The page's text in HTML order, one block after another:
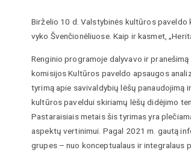
Birželio 10 d. Valstybinės kultūros
vyko Švenčionėliuose. Kaip ir kasmet,
Renginio programoje dalyvavo ir
komisijos Kultūros paveldo apsaugos
tyrimą apie savivaldybių lėšų panaudojimą
kultūros paveldui skiriamų lėšų didėjimo
Pastaraisiais metais šis tyrimas yra
aspektų vertinimui. Pagal 2021 m. gautą
grupes – nuo konceptualaus ir integralaus